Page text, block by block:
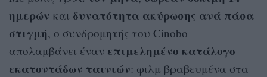
ημερών και δυνατότητα ακύρωσης ανά πάσα
στιγμή, ο συνδρομητής του Cinobo
απολαμβάνει έναν επιμελημένο κατάλογο
εκατοντάδων ταινιών: φιλμ βραβευμένα στα